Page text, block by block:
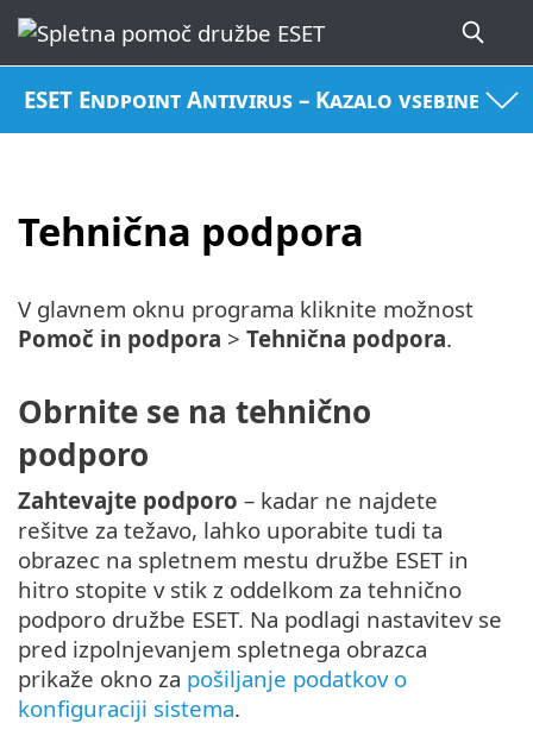
ESET Endpoint Antivirus – Kazalo vsebine
Tehnična podpora
V glavnem oknu programa kliknite možnost
Pomoč in podpora > Tehnična podpora.
Obrnite se na tehnično
podporo
Zahtevajte podporo – kadar ne najdete
rešitve za težavo, lahko uporabite tudi ta
obrazec na spletnem mestu družbe ESET in
hitro stopite v stik z oddelkom za tehnično
podporo družbe ESET. Na podlagi nastavitev se
pred izpolnjevanjem spletnega obrazca
prikaže okno za pošiljanje podatkov o
konfiguraciji sistema.